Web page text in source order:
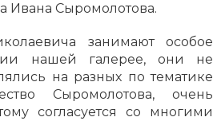
Ивана Сыромолотова.
занимают особое
нашей галерее, они не
на разных по тематике
Сыромолотова, очень
согласуется со многими